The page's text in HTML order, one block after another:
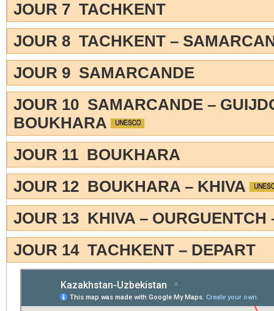
JOUR 7 TACHKENT
JOUR 8 TACHKENT –
JOUR 9 SAMARCANDE
JOUR 10 SAMARCANDE –
BOUKHARA
JOUR 11 BOUKHARA
JOUR 12 BOUKHARA – KHIVA
JOUR 13 KHIVA – OURGUENTCH
JOUR 14 TACHKENT – DEPART